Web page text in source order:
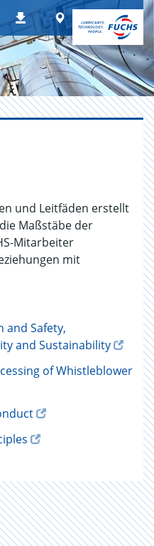
DownloadsWorldwide
und Leitfäden erstellt
Maßstäbe der
Mitarbeiter
mit
and Safety,
and Sustainability
of Whistleblower